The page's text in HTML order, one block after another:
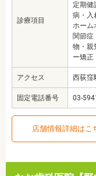
診療項目
定期健
病・入
ホーム
関節症
物・親
ー矯正
アクセス 西荻窪
固定電話番号 03-
店舗情報詳細はこ